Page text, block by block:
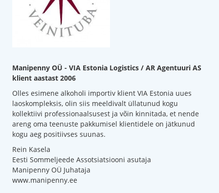
Manipenny OÜ - VIA Estonia Logistics / AR Agentuuri AS
klient aastast 2006
Olles esimene alkoholi importiv klient VIA Estonia uues
laoskompleksis, olin siis meeldivalt üllatunud kogu
kollektiivi professionaalsusest ja võin kinnitada, et nende
areng oma teenuste pakkumisel klientidele on jätkunud
kogu aeg positiivses suunas.
Rein Kasela
Eesti Sommeljeede Assotsiatsiooni asutaja
Manipenny OÜ Juhataja
www.manipenny.ee